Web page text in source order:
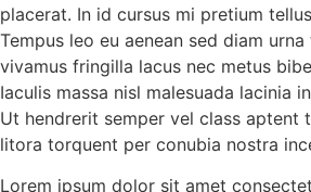
placerat. In id cursus mi pretium
Tempus leo eu aenean sed diam
vivamus fringilla lacus nec metus
Iaculis massa nisl malesuada lacinia
Ut hendrerit semper vel class aptent
litora torquent per conubia nostra
Lorem ipsum dolor sit amet